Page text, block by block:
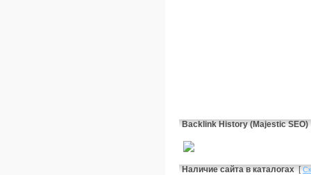
Backlink History (Majestic SEO)
Наличие сайта в каталогах [